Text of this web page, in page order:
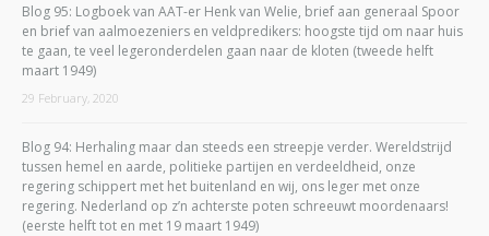
Blog 95: Logboek van AAT-er Henk van Welie, brief aan generaal Spoor
en brief van aalmoezeniers en veldpredikers: hoogste tijd om naar huis
te gaan, te veel legeronderdelen gaan naar de kloten (tweede helft
maart 1949)
29 February, 2020
Blog 94: Herhaling maar dan steeds een streepje verder. Wereldstrijd
tussen hemel en aarde, politieke partijen en verdeeldheid, onze
regering schippert met het buitenland en wij, ons leger met onze
regering. Nederland op z’n achterste poten schreeuwt moordenaars!
(eerste helft tot en met 19 maart 1949)